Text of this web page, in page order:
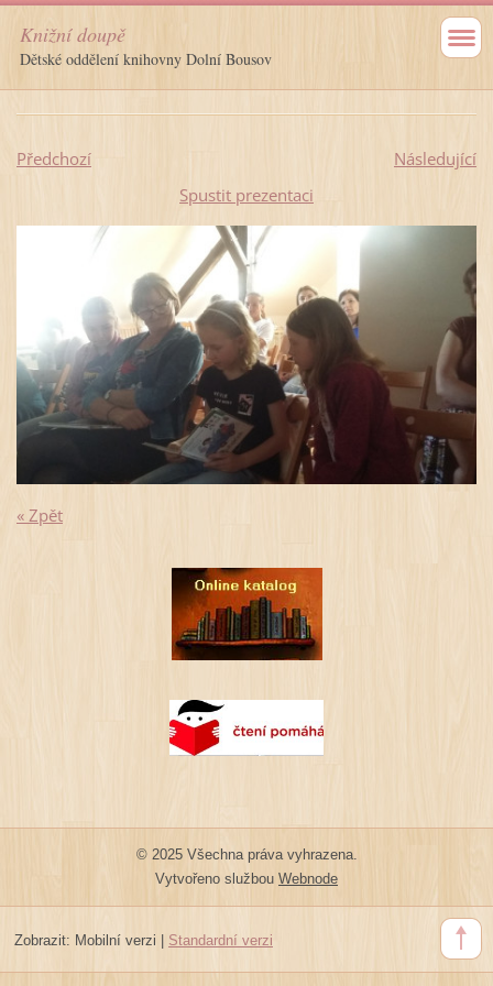
Knižní doupě
Dětské oddělení knihovny Dolní Bousov
Předchozí
Následující
Spustit prezentaci
« Zpět
© 2025 Všechna práva vyhrazena.
Vytvořeno službou Webnode
Zobrazit: Mobilní verzi | Standardní verzi